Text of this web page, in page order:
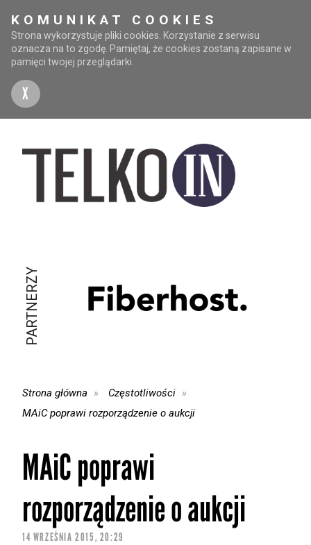
KOMUNIKAT COOKIES
Strona wykorzystuje pliki cookies. Korzystanie z serwisu
oznacza na to zgodę. Pamiętaj, że cookies zostaną zapisane w
pamięci twojej przeglądarki.
X
PARTNERZY
Strona główna
Częstotliwości
MAiC poprawi rozporządzenie o aukcji
MAiC poprawi
rozporządzenie o aukcji
14 WRZEŚNIA 2015, 20:29